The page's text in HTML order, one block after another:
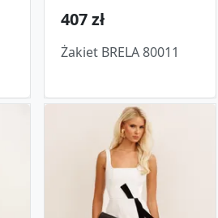
407 zł
Żakiet BRELA 80011